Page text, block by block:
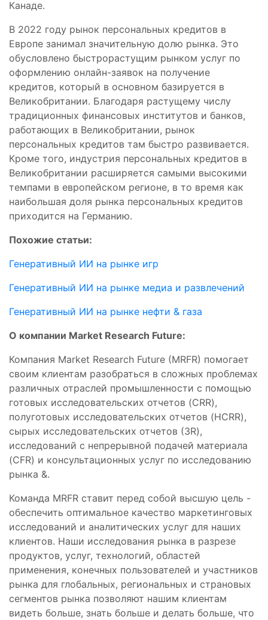
Канаде.
В 2022 году рынок персональных кредитов в
Европе занимал значительную долю рынка. Это
обусловлено быстрорастущим рынком услуг по
оформлению онлайн-заявок на получение
кредитов, который в основном базируется в
Великобритании. Благодаря растущему числу
традиционных финансовых институтов и банков,
работающих в Великобритании, рынок
персональных кредитов там быстро развивается.
Кроме того, индустрия персональных кредитов в
Великобритании расширяется самыми высокими
темпами в европейском регионе, в то время как
наибольшая доля рынка персональных кредитов
приходится на Германию.
Похожие статьи:
Генеративный ИИ на рынке игр
Генеративный ИИ на рынке медиа и развлечений
Генеративный ИИ на рынке нефти & газа
О компании Market Research Future:
Компания Market Research Future (MRFR) помогает
своим клиентам разобраться в сложных проблемах
различных отраслей промышленности с помощью
готовых исследовательских отчетов (CRR),
полуготовых исследовательских отчетов (HCRR),
сырых исследовательских отчетов (3R),
исследований с непрерывной подачей материала
(CFR) и консультационных услуг по исследованию
рынка &.
Команда MRFR ставит перед собой высшую цель -
обеспечить оптимальное качество маркетинговых
исследований и аналитических услуг для наших
клиентов. Наши исследования рынка в разрезе
продуктов, услуг, технологий, областей
применения, конечных пользователей и участников
рынка для глобальных, региональных и страновых
сегментов рынка позволяют нашим клиентам
видеть больше, знать больше и делать больше, что